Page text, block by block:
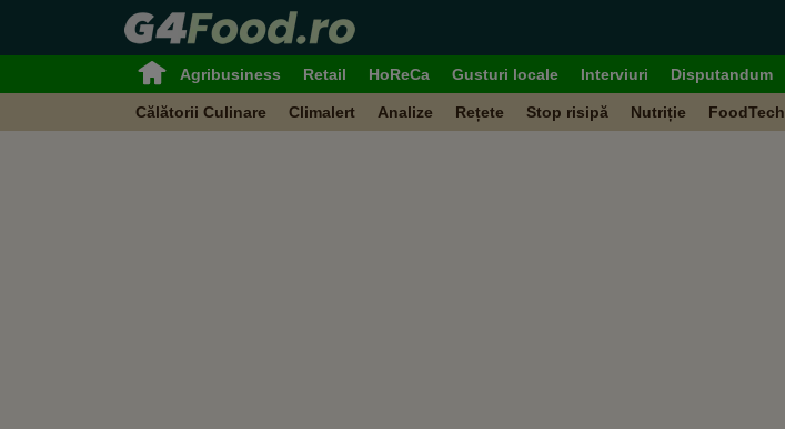
Agribusiness Retail HoReCa Gusturi locale Interviuri Disputandum
Călătorii Culinare Climalert Analize Rețete Stop risipă Nutriție FoodTech